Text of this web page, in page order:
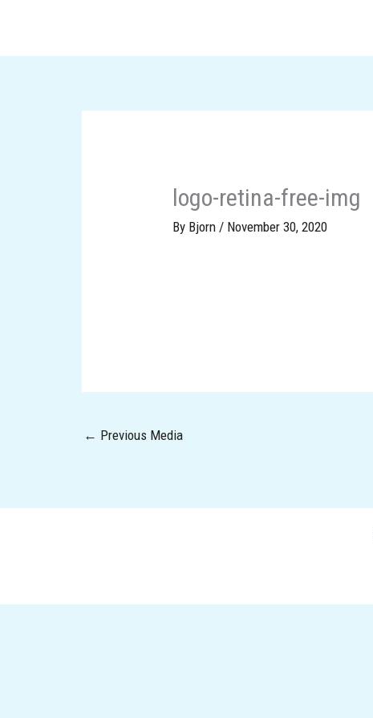
content
logo-retina-free-img
By Bjorn / November 30, 2020
← Previous Media